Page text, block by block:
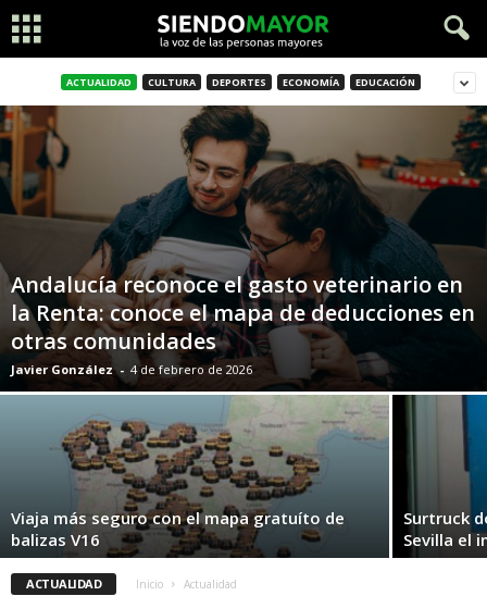
ACTUALIDAD CULTURA DEPORTES ECONOMÍA EDUCACIÓN
Andalucía reconoce el gasto veterinario en
la Renta: conoce el mapa de deducciones en
otras comunidades
Javier González - 4 de febrero de 2026
Viaja más seguro con el mapa gratuíto de
balizas V16
Surtruck
Sevilla el
ACTUALIDAD Inicio Actualidad